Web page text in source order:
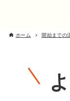
ホーム 開始までの